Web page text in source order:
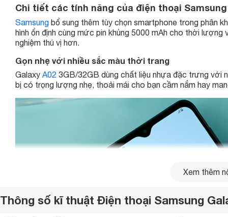
Chi tiết các tính năng của điện thoại Samsung
Samsung bổ sung thêm tùy chọn smartphone trong phân
hình ổn định cùng mức pin khủng 5000 mAh cho thời
nghiệm thú vị hơn.
Gọn nhẹ với nhiều sắc màu thời trang
Galaxy A02 3GB/32GB dùng chất liệu nhựa đặc trưng với
bị có trọng lượng nhẹ, thoải mái cho bạn cầm nắm hay
Xem thêm
Thông số kĩ thuật Điện thoại Samsung